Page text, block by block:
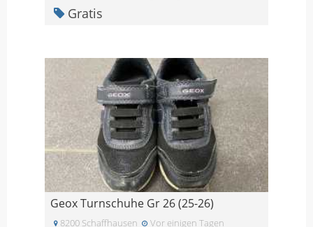
Gratis
Geox Turnschuhe Gr 26 (25-26)
8200 Schaffhausen Vor einigen Tagen